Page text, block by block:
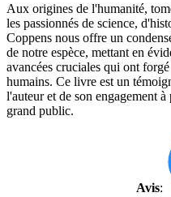
Aux origines de l'humanité,
les passionnés de science,
Coppens nous offre un
de notre espèce, mettant en
avancées cruciales qui ont
humains. Ce livre est un
l'auteur et de son engagement à
grand public.
Avis: